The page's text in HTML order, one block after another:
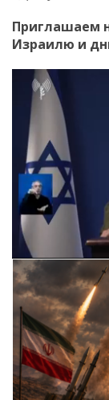
Приглашаем
Израилю и